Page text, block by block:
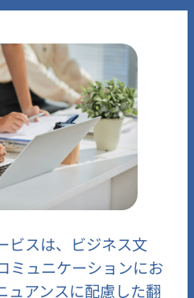
ビスは、ビジネス文
ミュニケーションにお
ュアンスに配慮した翻